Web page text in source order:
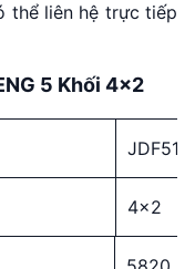
thể liên hệ trực tiếp
5 Khối 4×2
4×2